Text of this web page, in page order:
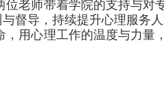
老师带着学院的支持与对
督导，持续提升心理服务人
用心理工作的温度与力量